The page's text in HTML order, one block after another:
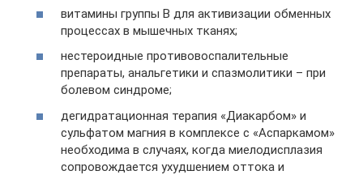
витамины группы В для активизации обменных
процессах в мышечных тканях;
нестероидные противовоспалительные
препараты, анальгетики и спазмолитики – при
болевом синдроме;
дегидратационная терапия «Диакарбом» и
сульфатом магния в комплексе с «Аспаркамом»
необходима в случаях, когда миелодисплазия
сопровождается ухудшением оттока и